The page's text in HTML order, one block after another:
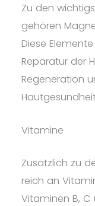
Zu den
gehören
Diese
Reparatur der
Regeneration
Vitamine
Zusätzlich zu
reich an
Vitaminen B, C